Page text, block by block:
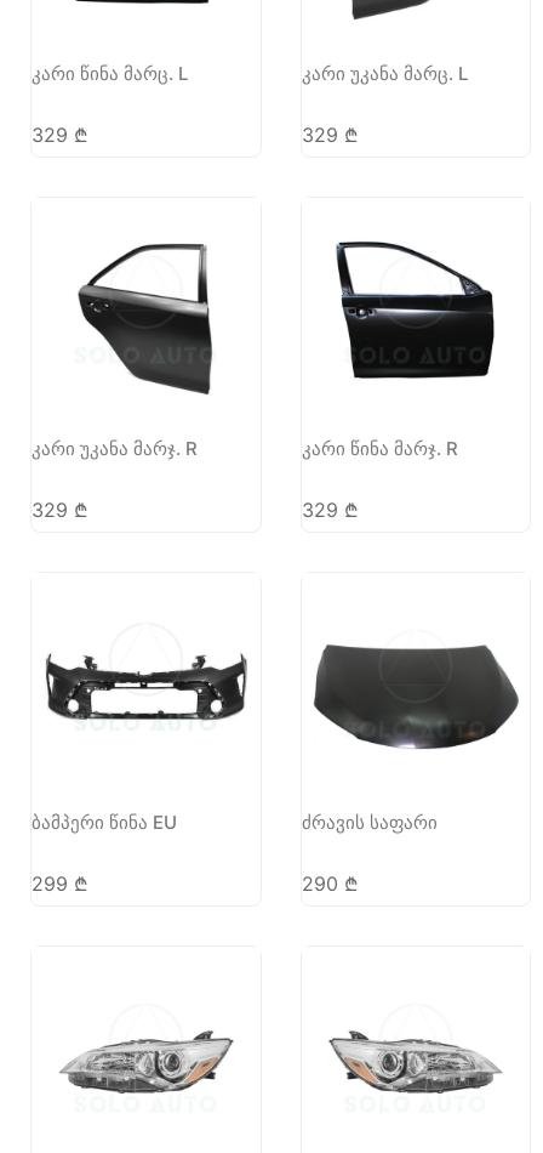
კარი წინა მარც. L
329 ₾
კარი უკანა მარც. L
329 ₾
კარი უკანა მარჯ. R
329 ₾
კარი წინა მარჯ. R
329 ₾
ბამპერი წინა EU
299 ₾
ძრავის საფარი
290 ₾